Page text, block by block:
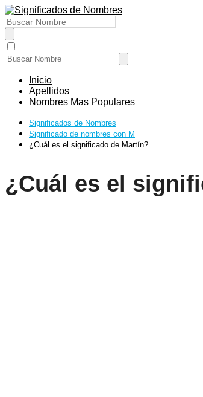
Inicio
Apellidos
Nombres Mas Populares
Significados de Nombres
Significado de nombres con M
¿Cuál es el significado de Martín?
¿Cuál es el